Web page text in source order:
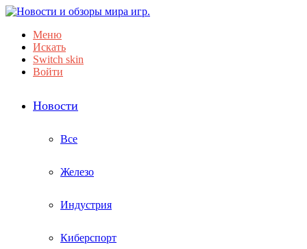
Меню
Искать
Switch skin
Войти
Новости
Все
Железо
Индустрия
Киберспорт